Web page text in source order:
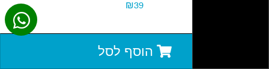
הוסף לסל
₪39